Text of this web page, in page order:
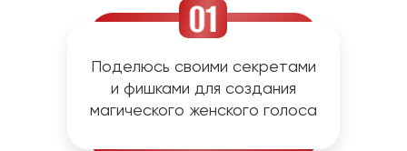
Поделюсь своими секретами
и фишками для создания
магического женского голоса